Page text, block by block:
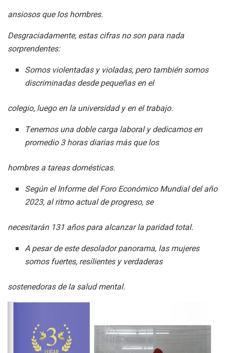
ansiosos que los hombres.
Desgraciadamente, estas cifras no son para nada
sorprendentes:
Somos violentadas y violadas, pero también somos
discriminadas desde pequeñas en el
colegio, luego en la universidad y en el trabajo.
Tenemos una doble carga laboral y dedicamos en
promedio 3 horas diarias más que los
hombres a tareas domésticas.
Según el Informe del Foro Económico Mundial del año
2023, al ritmo actual de progreso, se
necesitarán 131 años para alcanzar la paridad total.
A pesar de este desolador panorama, las mujeres
somos fuertes, resilientes y verdaderas
sostenedoras de la salud mental.